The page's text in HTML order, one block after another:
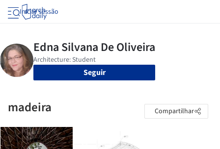
Iniciar sessão
Seguir
madeira Compartilhar